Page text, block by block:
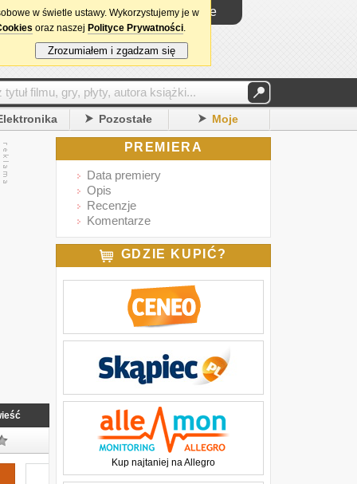
Logowanie
Pozostałe Moje
PREMIERA
Data premiery
Opis
Recenzje
Komentarze
GDZIE KUPIĆ?
Kup najtaniej na Allegro
w świetle ustawy. Wykorzystujemy je w
oraz naszej Polityce Prywatności.
Zrozumiałem i zgadzam się